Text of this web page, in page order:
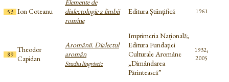
53 Ion Coteanu
Elemente de
dialectologie a limbii
romîne
Editura Științifică 1961
89
Theodor
Capidan
Aromânii. Dialectul
aromân
Studiu lingvistic
Imprimeria Națională;
Editura Fundaţiei
Culturale Aromâne
„Dimândarea
Părintească”
1932;
2005